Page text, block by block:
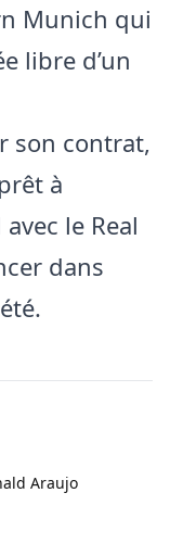
Munich qui
libre d’un
son contrat,
à
le Real
dans
Araujo